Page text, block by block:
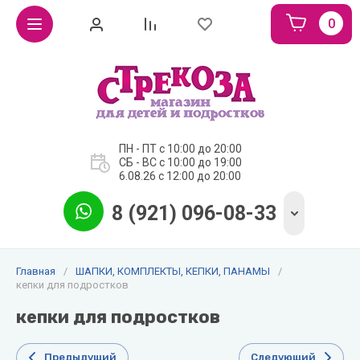
ПН - ПТ с 10:00 до 20:00
СБ - ВС с 10:00 до 19:00
6.08.26 с 12:00 до 20:00
8 (921) 096-08-33
ОДЕЖДА
ДЕВОЧЕК
пальто,
весна-
брюки,
ОДЕЖДА
ДЛЯ
МАЛЬЧИКОВ
куртки
зимние и
куртки,
весна-
осень
полукомбинезоны,
зима 2022-2023
ШКОЛЬНАЯ
ФОРМА
ДЛЯ
ДЕВОЧЕК
Юбки.
Брюки.
0
Главная / ШАПКИ, КОМПЛЕКТЫ, КЕПКИ, ПАНАМЫ
/
кепки для подростков
кепки для подростков
Предыдущий Следующий